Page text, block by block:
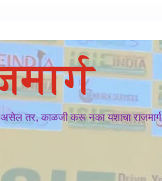
असेल तर, काळजी करू नका यशाचा